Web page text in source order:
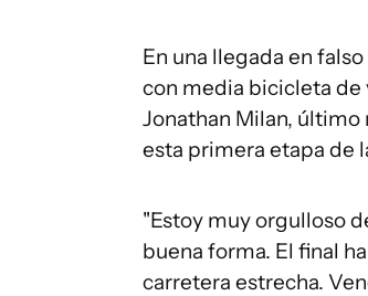
En una llegada en
con media bicicleta de
Jonathan Milan, último
esta primera etapa de
"Estoy muy orgulloso
buena forma. El final
carretera estrecha.